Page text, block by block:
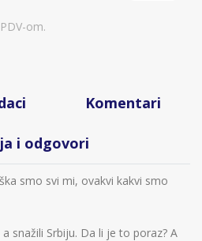
om.
Komentari
i odgovori
smo svi mi, ovakvi kakvi smo
snažili Srbiju. Da li je to poraz? A